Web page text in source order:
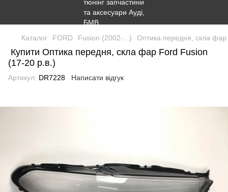
Каталог FORD Fusion (2002-...) Оптика передня, скла
Купити Оптика передня, скла фар Ford Fusion
(17-20 р.в.)
Артикул: DR7228 Написати відгук